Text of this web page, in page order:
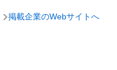
掲載企業のWebサイトへ